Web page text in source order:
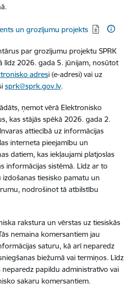
un grozījumu projekts
par grozījumu projektu SPRK
līdz 2026. gada 5. jūnijam, nosūtot
adresi (e-adresi) vai uz
sprk@sprk.gov.lv.
ņemot vērā Elektronisko
kas stājās spēkā 2026. gada 2.
attiecībā uz informācijas
interneta pieejamību un
datiem, kas iekļaujami platjoslas
informācijas sistēmā. Līdz ar to
izdošanas tiesisko pamatu un
nodrošinot tā atbilstību
rakstura un vērstas uz tiesiskās
nemaina komersantiem jau
saturu, kā arī neparedz
biežumā vai termiņos. Līdz
papildu administratīvo vai
sakaru komersantiem.